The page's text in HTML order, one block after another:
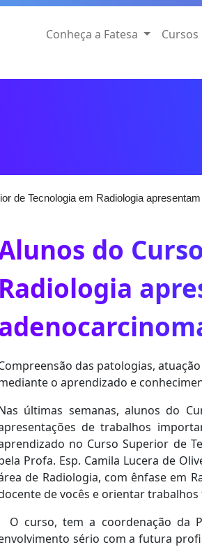
Conheça a Fatesa Cursos
de Tecnologia em Radiologia
do
Radiologia
das patologias,
o aprendizado e
últimas semanas, alunos do
de trabalhos
no Curso Superior de
Profa. Esp. Camila Lucera de
de Radiologia, com ênfase em
de vocês e orientar
O curso, tem a coordenação da
sério com a futura